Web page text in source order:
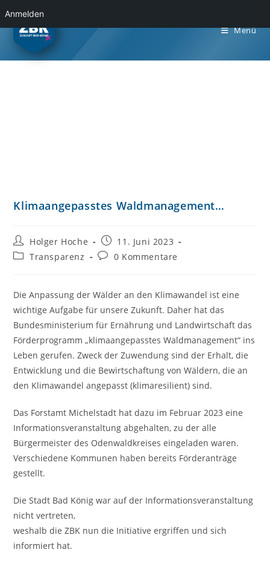
Anmelden
Menü
Klimaangepasstes Waldmanagement…
Holger Hoche
11. Juni 2023
Transparenz
0 Kommentare
Die Anpassung der Wälder an den Klimawandel ist eine
wichtige Aufgabe für unsere Zukunft. Daher hat das
Bundesministerium für Ernährung und Landwirtschaft das
Förderprogramm „klimaangepasstes Waldmanagement“ ins
Leben gerufen. Zweck der Zuwendung sind der Erhalt, die
Entwicklung und die Bewirtschaftung von Wäldern, die an
den Klimawandel angepasst (klimaresilient) sind.
Das Forstamt Michelstadt hat dazu im Februar 2023 eine
Informationsveranstaltung abgehalten, zu der alle
Bürgermeister des Odenwaldkreises eingeladen waren.
Verschiedene Kommunen haben bereits Förderanträge
gestellt.
Die Stadt Bad König war auf der Informationsveranstaltung
nicht vertreten,
weshalb die ZBK nun die Initiative ergriffen und sich
informiert hat.